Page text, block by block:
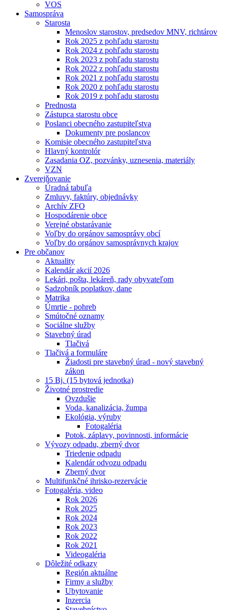
VOS
Samospráva
Starosta
Menoslov starostov, predsedov MNV, richtárov
Rok 2025 z pohľadu starostu
Rok 2024 z pohľadu starostu
Rok 2023 z pohľadu starostu
Rok 2022 z pohľadu starostu
Rok 2021 z pohľadu starostu
Rok 2020 z pohľadu starostu
Rok 2019 z pohľadu starostu
Prednosta
Zástupca starostu obce
Poslanci obecného zastupiteľstva
Dokumenty pre poslancov
Komisie obecného zastupiteľstva
Hlavný kontrolór
Zasadania OZ, pozvánky, uznesenia, materiály
VZN
Zverejňovanie
Úradná tabuľa
Zmluvy, faktúry, objednávky
Archív ZFO
Hospodárenie obce
Verejné obstarávanie
Voľby do orgánov samosprávy obcí
Voľby do orgánov samosprávnych krajov
Pre občanov
Aktuality
Kalendár akcií 2026
Lekári, pošta, lekáreň, rady obyvateľom
Sadzobník poplatkov, dane
Matrika
Úmrtie - pohreb
Smútočné oznamy
Sociálne služby
Stavebný úrad
Tlačivá
Tlačivá a formuláre
Žiadosti pre stavebný úrad - nový stavebný
zákon
15 Bj. (15 bytová jednotka)
Životné prostredie
Ovzdušie
Voda, kanalizácia, žumpa
Ekológia, výruby
Fotogaléria
Potok, záplavy, povinnosti, informácie
Vývozy odpadu, zberný dvor
Triedenie odpadu
Kalendár odvozu odpadu
Zberný dvor
Multifunkčné ihrisko-rezervácie
Fotogaléria, video
Rok 2026
Rok 2025
Rok 2024
Rok 2023
Rok 2022
Rok 2021
Videogaléria
Dôležité odkazy
Región aktuálne
Firmy a služby
Ubytovanie
Inzercia